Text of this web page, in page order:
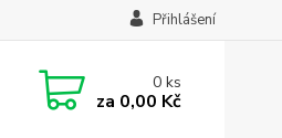
Přihlášení
0ks
za 0,00 Kč